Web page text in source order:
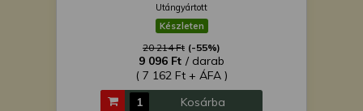
Utángyártott
Készleten
20 214 Ft (-55%)
9 096 Ft / darab
( 7 162 Ft + ÁFA )
Kosárba